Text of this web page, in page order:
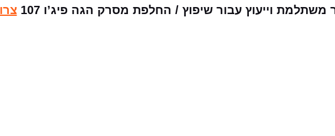
וייעוץ עבור שיפוץ / החלפת מסרק הגה פיג’ו 107